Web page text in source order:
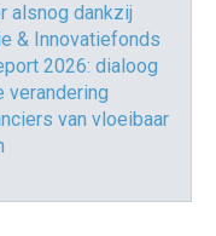
alsnog dankzij
& Innovatiefonds
2026: dialoog
verandering
van vloeibaar